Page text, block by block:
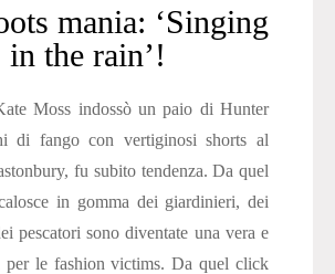
mania: ‘Singing
in the rain’!
Moss indossò un paio di Hunter
di fango con vertiginosi shorts al
fu subito tendenza. Da quel
in gomma dei giardinieri, dei
pescatori sono diventate una vera e
per le fashion victims. Da quel click